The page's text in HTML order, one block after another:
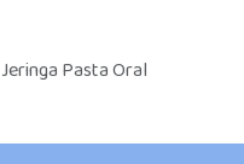
Pasta Oral